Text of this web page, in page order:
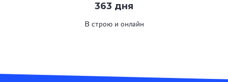
363 дня
В строю и онлайн